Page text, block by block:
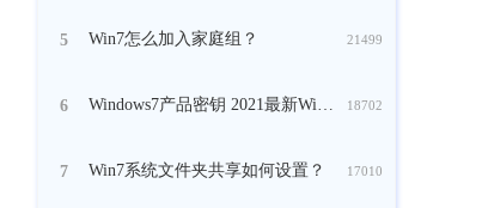
5 Win7怎么加入家庭组？ 21499
6 Windows7产品密钥 2021最新Win7产品密钥分享 18702
7 Win7系统文件夹共享如何设置？ 17010